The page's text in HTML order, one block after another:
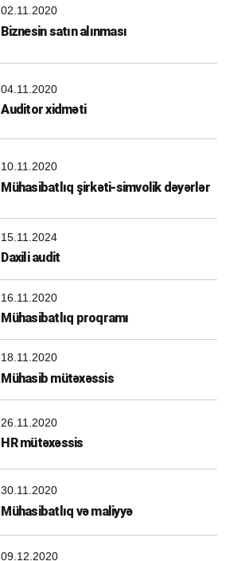
02.11.2020
Biznesin satın alınması
04.11.2020
Auditor xidməti
10.11.2020
Mühasibatlıq şirkəti-simvolik dəyərlər
15.11.2024
Daxili audit
16.11.2020
Mühasibatlıq proqramı
18.11.2020
Mühasib mütəxəssis
26.11.2020
HR mütəxəssis
30.11.2020
Mühasibatlıq və maliyyə
09.12.2020